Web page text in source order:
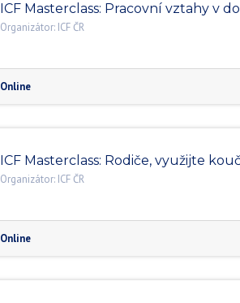
ICF Masterclass: Pracovní vztahy v
Organizátor: ICF ČR
Online
ICF Masterclass: Rodiče, využijte
Organizátor: ICF ČR
Online